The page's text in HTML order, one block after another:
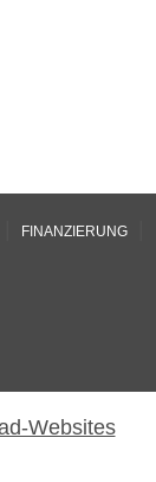
FINANZIERUNG